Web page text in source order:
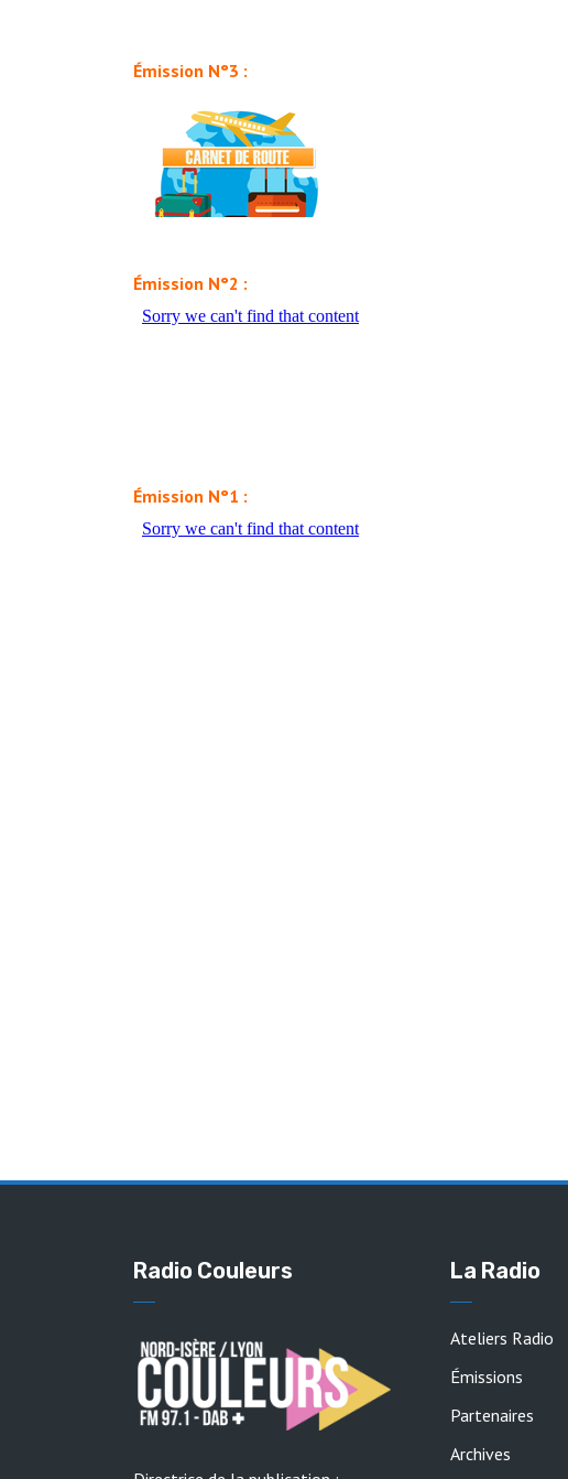
Émission N°3 :
Émission N°2 :
Émission N°1 :
Radio Couleurs La Radio
Ateliers Radio
Émissions
Partenaires
Archives